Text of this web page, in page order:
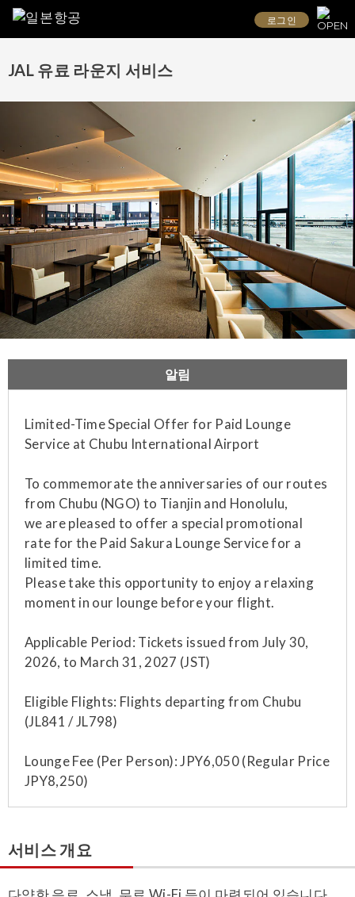
로그인
JAL 유료 라운지 서비스
알림
Limited-Time Special Offer for Paid Lounge
Service at Chubu International Airport
To commemorate the anniversaries of our routes
from Chubu (NGO) to Tianjin and Honolulu,
we are pleased to offer a special promotional
rate for the Paid Sakura Lounge Service for a
limited time.
Please take this opportunity to enjoy a relaxing
moment in our lounge before your flight.
Applicable Period: Tickets issued from July 30,
2026, to March 31, 2027 (JST)
Eligible Flights: Flights departing from Chubu
(JL841 / JL798)
Lounge Fee (Per Person): JPY6,050 (Regular Price
JPY8,250)
서비스 개요